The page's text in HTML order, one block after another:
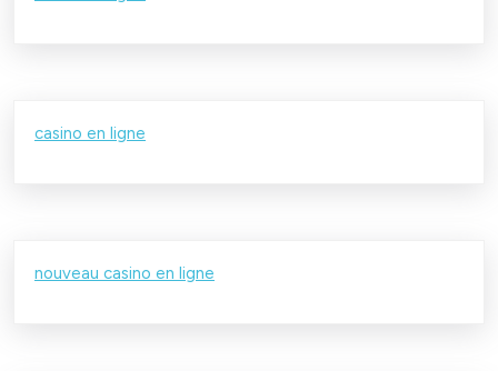
casino en ligne
nouveau casino en ligne